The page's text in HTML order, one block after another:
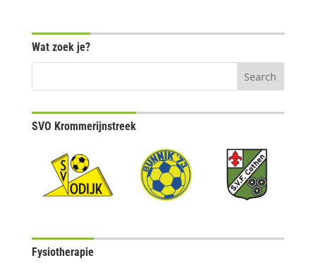
Wat zoek je?
SVO Krommerijnstreek
Fysiotherapie